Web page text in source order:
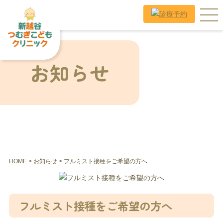
お知らせ
HOME> お知らせ> フルミスト接種をご希望の方へ
フルミスト接種をご希望の方へ